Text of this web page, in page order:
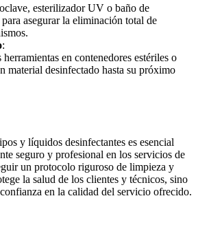
esterilizador UV o baño de
asegurar la eliminación total de
:
herramientas en contenedores estériles o
material desinfectado hasta su próximo
y líquidos desinfectantes es esencial
seguro y profesional en los servicios de
un protocolo riguroso de limpieza y
la salud de los clientes y técnicos, sino
en la calidad del servicio ofrecido.